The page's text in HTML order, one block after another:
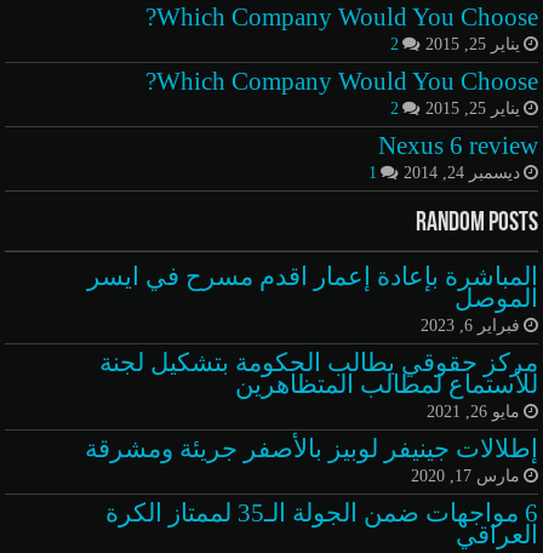
Which Company Would You Choose?
يناير 25, 2015 2
Which Company Would You Choose?
يناير 25, 2015 2
Nexus 6 review
ديسمبر 24, 2014 1
Random Posts
المباشرة بإعادة إعمار اقدم مسرح في ايسر
الموصل
فبراير 6, 2023
مركز حقوقي يطالب الحكومة بتشكيل لجنة
للأستماع لمطالب المتظاهرين
مايو 26, 2021
إطلالات جينيفر لوبيز بالأصفر جريئة ومشرقة
مارس 17, 2020
6 مواجهات ضمن الجولة الـ35 لممتاز الكرة
العراقي